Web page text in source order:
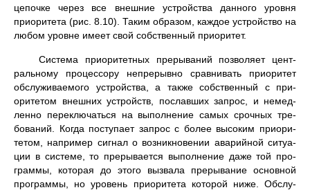
цепочке через все внешние устрой­ства данного уровня
приоритета (рис. 8.10). Таким обра­зом, каждое устройство на
любом уровне имеет свой соб­ственный приоритет.
Система приоритетных прерываний позволяет цент­
ральному процессору непрерывно сравнивать приоритет
обслуживаемого устройства, а также собственный с при­
оритетом внешних устройств, пославших запрос, и немед­
ленно переключаться на выполнение самых срочных тре­
бований. Когда поступает запрос с более высоким приори­
тетом, например сигнал о возникновении аварийной ситуа­
ции в системе, то прерывается выполнение даже той про­
граммы, которая до этого вызвала прерывание основной
программы, но уровень приоритета которой ниже. Обслу­